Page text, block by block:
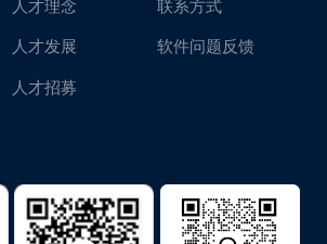
人才理念
人才发展
人才招募
联系方式
软件问题反馈